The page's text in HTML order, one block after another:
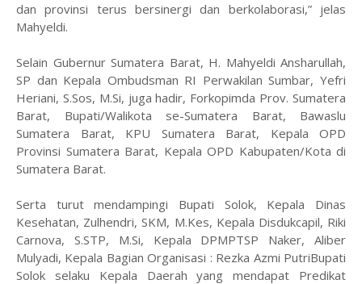
dan provinsi terus bersinergi dan berkolaborasi,” jelas
Mahyeldi.
Selain Gubernur Sumatera Barat, H. Mahyeldi Ansharullah,
SP dan Kepala Ombudsman RI Perwakilan Sumbar, Yefri
Heriani, S.Sos, M.Si, juga hadir, Forkopimda Prov. Sumatera
Barat, Bupati/Walikota se-Sumatera Barat, Bawaslu
Sumatera Barat, KPU Sumatera Barat, Kepala OPD
Provinsi Sumatera Barat, Kepala OPD Kabupaten/Kota di
Sumatera Barat.
Serta turut mendampingi Bupati Solok, Kepala Dinas
Kesehatan, Zulhendri, SKM, M.Kes, Kepala Disdukcapil, Riki
Carnova, S.STP, M.Si, Kepala DPMPTSP Naker, Aliber
Mulyadi, Kepala Bagian Organisasi : Rezka Azmi PutriBupati
Solok selaku Kepala Daerah yang mendapat Predikat